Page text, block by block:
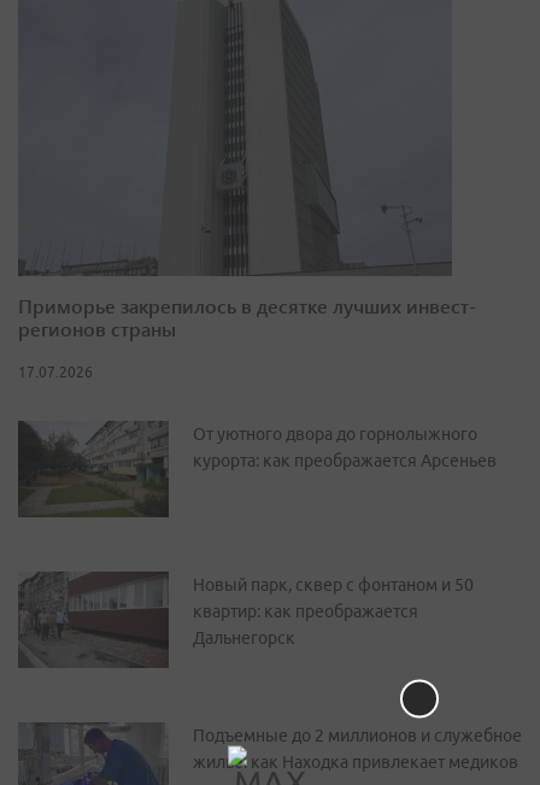
Приморье закрепилось в десятке лучших инвест-
регионов страны
17.07.2026
От уютного двора до горнолыжного
курорта: как преображается Арсеньев
Новый парк, сквер с фонтаном и 50
квартир: как преображается
Дальнегорск
Подъемные до 2 миллионов и служебное
жилье: как Находка привлекает медиков